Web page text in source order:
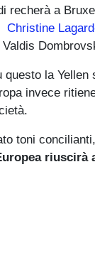
recherà a
Christine
questo la Yellen
invece
toni concilianti,
riuscirà